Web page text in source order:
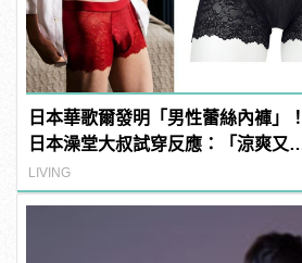
日本華歌爾發明「男性蕾絲內褲」！
日本澡堂大叔試穿反應：「涼爽又
氣！」
LIVING